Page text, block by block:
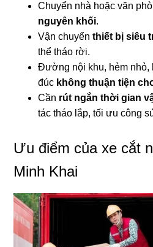
Chuyển nhà hoặc văn
nguyên khối.
Vận chuyểnthiết bị siêu
thể tháo rời.
Đường nội khu, hẻm nhỏ,
đúc không thuận tiện
Cần rút ngắn thời gian
tác tháo lắp, tối ưu công
Ưu điểm của xe cắt
Minh Khai